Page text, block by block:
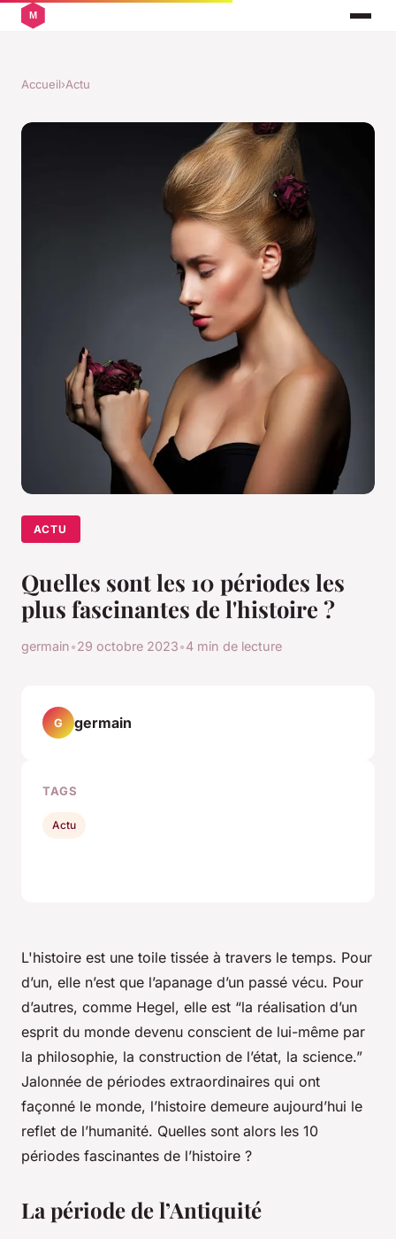
Accueil›Actu
ACTU
Quelles sont les 10 périodes les
plus fascinantes de l'histoire ?
germain•29 octobre 2023•4 min de lecture
L'histoire est une toile tissée à travers le temps. Pour
d’un, elle n’est que l’apanage d’un passé vécu. Pour
d’autres, comme Hegel, elle est “la réalisation d’un
esprit du monde devenu conscient de lui-même par
la philosophie, la construction de l’état, la science.”
Jalonnée de périodes extraordinaires qui ont
façonné le monde, l’histoire demeure aujourd’hui le
reflet de l’humanité. Quelles sont alors les 10
périodes fascinantes de l’histoire ?
La période de l’Antiquité
G germain
TAGS
Actu